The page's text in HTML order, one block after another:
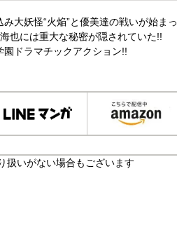
大妖怪“火焔”と優美達の戦いが始まっ
也には重大な秘密が隠されていた!!
ドラマチックアクション!!
扱いがない場合もございます